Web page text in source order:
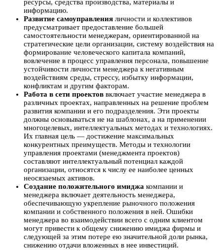
ресурсы, средства производства, материалы и
информацию.
Развитие самоуправления личности и коллективов
предусматривает предоставление большей
самостоятельности менеджерам, ориентированной на
стратегические цели организации, систему воздействия на
формирование человеческого капитала компаний,
вовлечение в процесс управления персонала, повышение
устойчивости личности менеджера к негативным
воздействиям среды, стрессу, избытку информации,
конфликтам и другим факторам.
Работа в сети проектов включает участие менеджера в
различных проектах, направленных на решение проблем
развития компании и его подразделения. Эти проекты
должны основываться не на шаблонах, а на применении
многоцелевых, интеллектуальных методах и технологиях.
Их главная цель — достижение максимальных
конкурентных преимуществ. Методы и технологии
управления проектами (менеджмента проектов)
составляют интеллектуальный потенциал каждой
организации, относятся к числу ее наиболее ценных
неосязаемых активов.
Создание положительного имиджа компании и
менеджера включает деятельность менеджера,
обеспечивающую укрепление рыночного положения
компании и собственного положения в ней. Ошибки
менеджера во взаимодействии всего с одним клиентом
могут привести к общему снижению имиджа фирмы и
следующей за этим потере ею значительной доли рынка,
снижению отдачи вложенных в нее инвестиций.